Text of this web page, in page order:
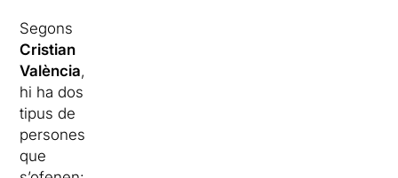
Segons
Cristian
València,
hi ha dos
tipus de
persones
que